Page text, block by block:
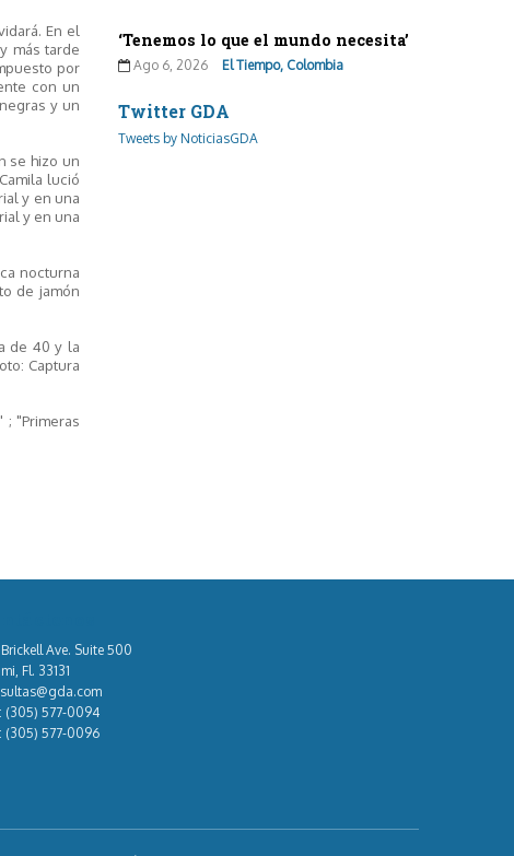
En el
más tarde
por
con un
y un
se hizo un
lució
y en una
y en una
nocturna
de jamón
de 40 y la
Captura
; "Primeras
‘Tenemos lo que el mundo necesita’
Ago 6, 2026 El Tiempo, Colombia
Twitter GDA
Tweets by NoticiasGDA
Brickell Ave. Suite 500
Fl. 33131
(305) 577-0094
(305) 577-0096